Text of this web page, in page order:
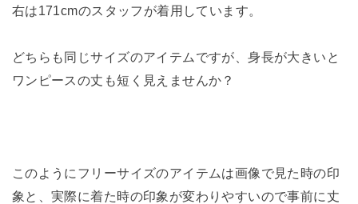
右は171cmのスタッフが着用しています。
どちらも同じサイズのアイテムですが、身長が大きいと
ワンピースの丈も短く見えませんか？
このようにフリーサイズのアイテムは画像で見た時の印
象と、実際に着た時の印象が変わりやすいので事前に丈